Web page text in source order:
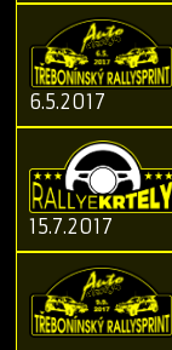
6.5.2017
15.7.2017